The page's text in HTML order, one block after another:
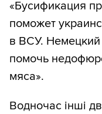
«Бусификация
поможет
в ВСУ. Немецкий
помочь
мяса».
Водночас інші